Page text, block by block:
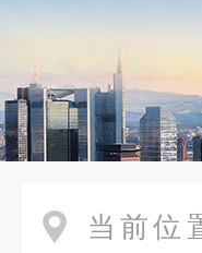
当前位